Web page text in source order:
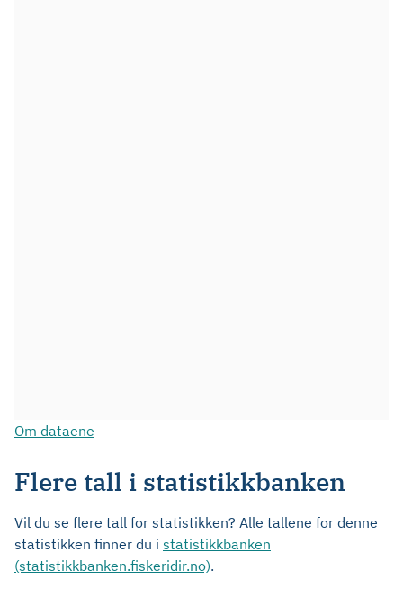
Om dataene
Flere tall i statistikkbanken
Vil du se flere tall for statistikken? Alle tallene for denne
statistikken finner du i statistikkbanken
(statistikkbanken.fiskeridir.no).